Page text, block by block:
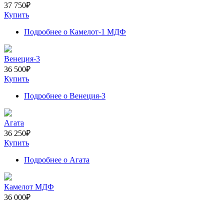
37 750₽
Купить
Подробнее о Камелот-1 МДФ
Венеция-3
36 500₽
Купить
Подробнее о Венеция-3
Агата
36 250₽
Купить
Подробнее о Агата
Камелот МДФ
36 000₽